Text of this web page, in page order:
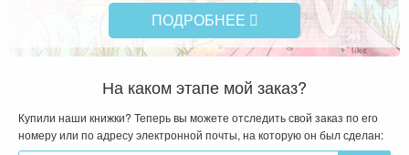
ПОДРОБНЕЕ
На каком этапе мой заказ?
Купили наши книжки? Теперь вы можете отследить свой заказ по его
номеру или по адресу электронной почты, на которую он был сделан: